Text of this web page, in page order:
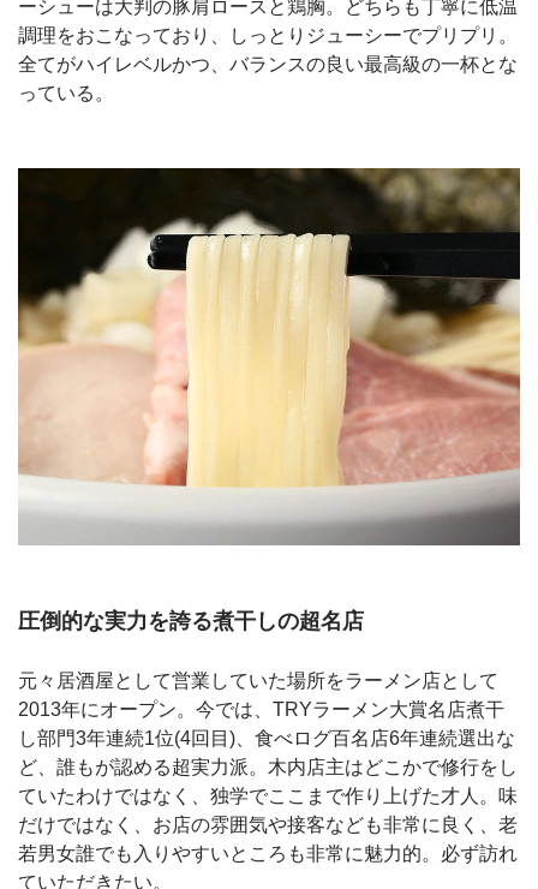
ーシューは大判の豚肩ロースと鶏胸。どちらも丁寧に低温
調理をおこなっており、しっとりジューシーでプリプリ。
全てがハイレベルかつ、バランスの良い最高級の一杯とな
っている。
圧倒的な実力を誇る煮干しの超名店
元々居酒屋として営業していた場所をラーメン店として
2013年にオープン。今では、TRYラーメン大賞名店煮干
し部門3年連続1位(4回目)、食べログ百名店6年連続選出な
ど、誰もが認める超実力派。木内店主はどこかで修行をし
ていたわけではなく、独学でここまで作り上げた才人。味
だけではなく、お店の雰囲気や接客なども非常に良く、老
若男女誰でも入りやすいところも非常に魅力的。必ず訪れ
ていただきたい。